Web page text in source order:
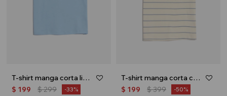
T-shirt manga corta lisa - Celeste
$ 199 $299 33
T-shirt manga corta con diseño - Amarillo
$ 199 $399 50